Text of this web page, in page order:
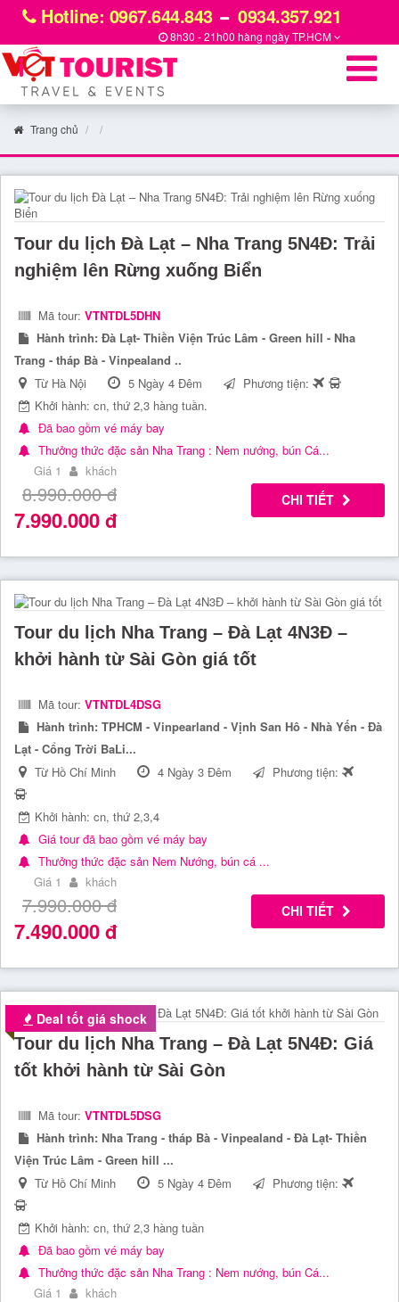
Hotline: 0967.644.843 0934.357.921
8h30 - 21h00 hàng ngàyTP.HCM
Trang chủ
Tour du lịch Đà Lạt – Nha Trang 5N4Đ: Trải
nghiệm lên Rừng xuống Biển
Mã tour: VTNTDL5DHN
Hành trình: Đà Lạt- Thiền Viện Trúc Lâm - Green hill - Nha
Trang - tháp Bà - Vinpealand ..
Từ Hà Nội
5 Ngày 4 Đêm
Phương tiện:
Khởi hành: cn, thứ 2,3 hàng tuần.
Đã bao gồm vé máy bay
Thưởng thức đặc sản Nha Trang : Nem nướng, bún Cá...
Giá 1
khách
8.990.000đ
7.990.000đ
CHI TIẾT
Tour du lịch Nha Trang – Đà Lạt 4N3Đ –
khởi hành từ Sài Gòn giá tốt
Mã tour: VTNTDL4DSG
Hành trình: TPHCM - Vinpearland - Vịnh San Hô - Nhà Yến - Đà
Lạt - Cổng Trời BaLi...
Từ Hồ Chí Minh
4 Ngày 3 Đêm Phương tiện:
Khởi hành: cn, thứ 2,3,4
Giá tour đã bao gồm vé máy bay
Thưởng thức đặc sản Nem Nướng, bún cá ...
Giá 1
khách
7.990.000đ
7.490.000đ
CHI TIẾT
Deal tốt giá shock
Tour du lịch Nha Trang – Đà Lạt 5N4Đ: Giá
tốt khởi hành từ Sài Gòn
Mã tour: VTNTDL5DSG
Hành trình: Nha Trang - tháp Bà - Vinpealand - Đà Lạt- Thiền
Viện Trúc Lâm - Green hill ...
Từ Hồ Chí Minh
5 Ngày 4 Đêm Phương tiện:
Khởi hành: cn, thứ 2,3 hàng tuần
Đã bao gồm vé máy bay
Thưởng thức đặc sản Nha Trang : Nem nướng, bún Cá...
Giá 1
khách